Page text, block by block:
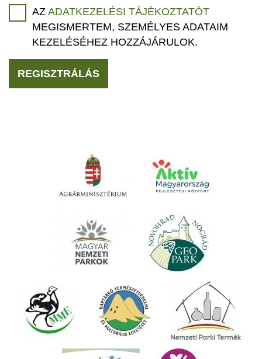
AZ ADATKEZELÉSI TÁJÉKOZTATÓT
MEGISMERTEM, SZEMÉLYES ADATAIM
KEZELÉSÉHEZ HOZZÁJÁRULOK.
REGISZTRÁLÁS